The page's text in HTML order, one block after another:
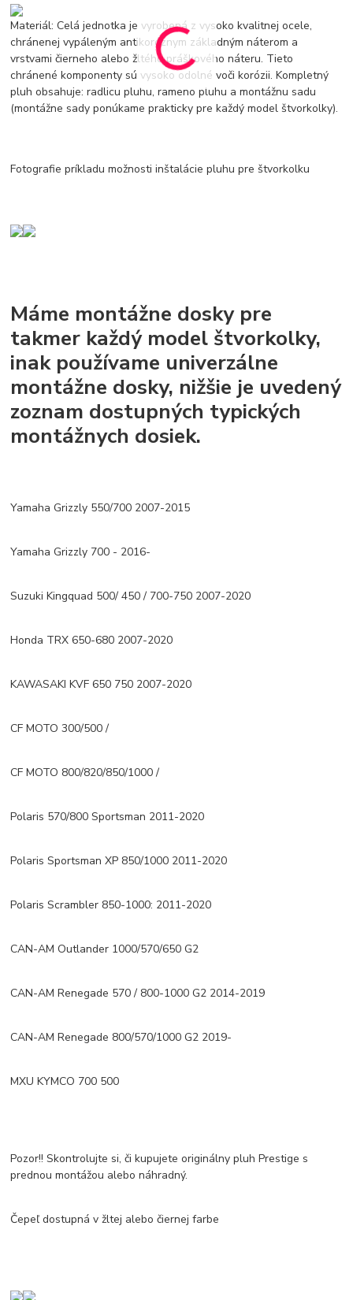
Materiál: Celá jednotka je vyrobená z vysoko kvalitnej ocele,
chránenej vypáleným antikoróznym základným náterom a
vrstvami čierneho alebo žltého práškového náteru. Tieto
chránené komponenty sú vysoko odolné voči korózii. Kompletný
pluh obsahuje: radlicu pluhu, rameno pluhu a montážnu sadu
(montážne sady ponúkame prakticky pre každý model štvorkolky).
Fotografie príkladu možnosti inštalácie pluhu pre štvorkolku
Máme montážne dosky pre
takmer každý model štvorkolky,
inak používame univerzálne
montážne dosky, nižšie je uvedený
zoznam dostupných typických
montážnych dosiek.
Yamaha Grizzly 550/700 2007-2015
Yamaha Grizzly 700 - 2016-
Suzuki Kingquad 500/ 450 / 700-750 2007-2020
Honda TRX 650-680 2007-2020
KAWASAKI KVF 650 750 2007-2020
CF MOTO 300/500 /
CF MOTO 800/820/850/1000 /
Polaris 570/800 Sportsman 2011-2020
Polaris Sportsman XP 850/1000 2011-2020
Polaris Scrambler 850-1000: 2011-2020
CAN-AM Outlander 1000/570/650 G2
CAN-AM Renegade 570 / 800-1000 G2 2014-2019
CAN-AM Renegade 800/570/1000 G2 2019-
MXU KYMCO 700 500
Pozor!! Skontrolujte si, či kupujete originálny pluh Prestige s
prednou montážou alebo náhradný.
Čepeľ dostupná v žltej alebo čiernej farbe